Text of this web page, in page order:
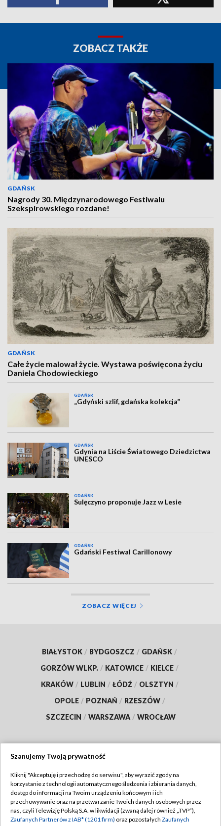
ZOBACZ TAKŻE
GDAŃSK
Nagrody 30. Międzynarodowego Festiwalu
Szekspirowskiego rozdane!
GDAŃSK
Całe życie malował życie. Wystawa poświęcona życiu
Daniela Chodowieckiego
GDAŃSK
„Gdyński szlif, gdańska kolekcja”
GDAŃSK
Gdynia na Liście Światowego Dziedzictwa
UNESCO
GDAŃSK
Sulęczyno proponuje Jazz w Lesie
GDAŃSK
Gdański Festiwal Carillonowy
ZOBACZ WIĘCEJ
BIAŁYSTOK / BYDGOSZCZ / GDAŃSK /
GORZÓW WLKP. / KATOWICE / KIELCE /
KRAKÓW / LUBLIN / ŁÓDŹ / OLSZTYN /
OPOLE / POZNAŃ / RZESZÓW /
SZCZECIN / WARSZAWA / WROCŁAW
TVP
Abonament TVP
Emisja w TVP
Regulamin TVP
Polityka prywatności
Szanujemy Twoją prywatność
Kliknij "Akceptuję i przechodzę do serwisu", aby wyrazić zgody na
korzystanie z technologii automatycznego śledzenia i zbierania danych,
dostęp do informacji na Twoim urządzeniu końcowym i ich
przechowywanie oraz na przetwarzanie Twoich danych osobowych przez
nas, czyli Telewizję Polską S.A. w likwidacji (zwaną dalej również „TVP”),
Zaufanych Partnerów z IAB* (1201 firm) oraz pozostałych Zaufanych